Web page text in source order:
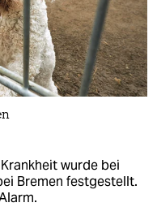
wurde bei
Bremen festgestellt.